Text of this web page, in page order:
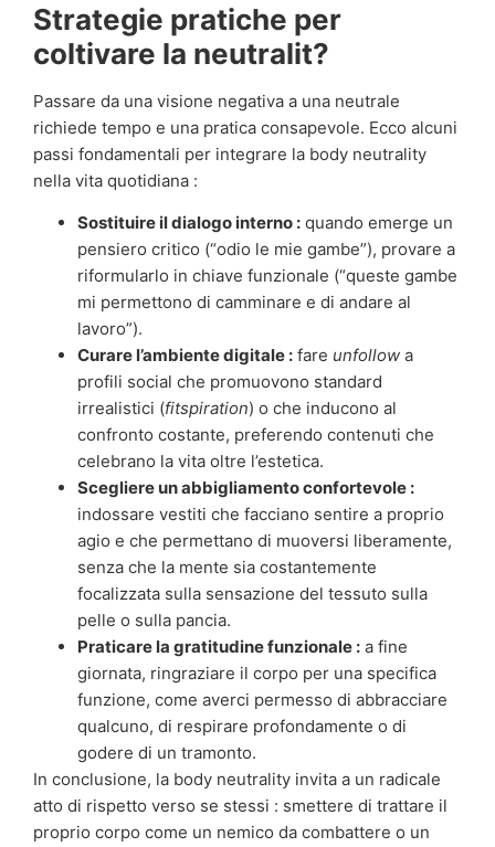
Strategie pratiche per
coltivare la neutralit?
Passare da una visione negativa a una neutrale
richiede tempo e una pratica consapevole. Ecco alcuni
passi fondamentali per integrare la body neutrality
nella vita quotidiana :
Sostituire il dialogo interno : quando emerge un
pensiero critico (“odio le mie gambe”), provare a
riformularlo in chiave funzionale (“queste gambe
mi permettono di camminare e di andare al
lavoro”).
Curare l’ambiente digitale : fare unfollow a
profili social che promuovono standard
irrealistici (fitspiration) o che inducono al
confronto costante, preferendo contenuti che
celebrano la vita oltre l’estetica.
Scegliere un abbigliamento confortevole :
indossare vestiti che facciano sentire a proprio
agio e che permettano di muoversi liberamente,
senza che la mente sia costantemente
focalizzata sulla sensazione del tessuto sulla
pelle o sulla pancia.
Praticare la gratitudine funzionale : a fine
giornata, ringraziare il corpo per una specifica
funzione, come averci permesso di abbracciare
qualcuno, di respirare profondamente o di
godere di un tramonto.
In conclusione, la body neutrality invita a un radicale
atto di rispetto verso se stessi : smettere di trattare il
proprio corpo come un nemico da combattere o un